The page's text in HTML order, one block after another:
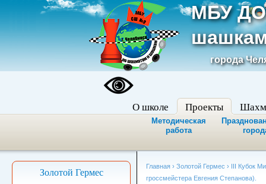
МБУ
города
О школе Проекты
Методическая
работа
Золотой Гермес
Главная › Золотой Гермес › III Кубок
гроссмейстера Евгения Степанова).